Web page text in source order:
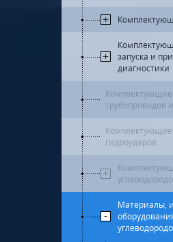
запуска и
диагностики
Комплектующие
трубопроводов
гидроударов
Материалы,